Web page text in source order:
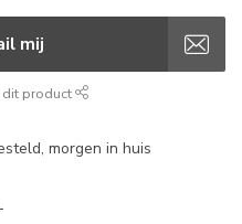
mij
dit product
morgen in huis